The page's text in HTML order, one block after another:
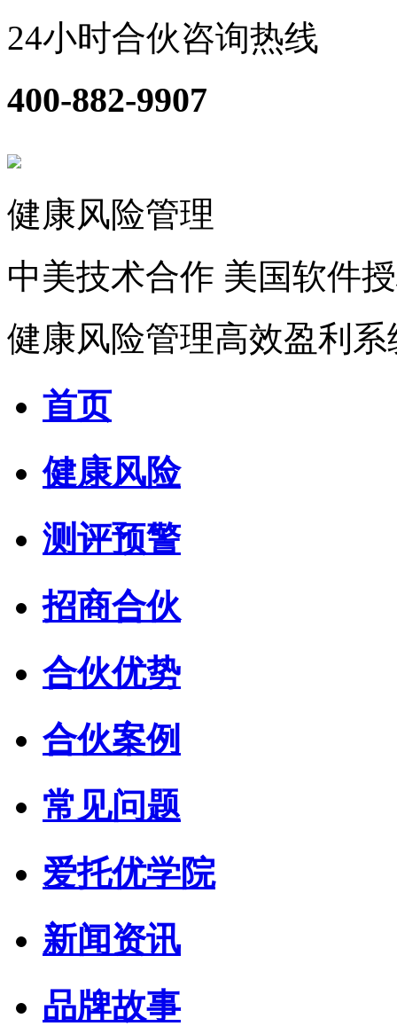
24小时合伙咨询热线
400-882-9907
健康风险管理
中美技术合作 美国软件
健康风险管理高效盈利
首页
健康风险
测评预警
招商合伙
合伙优势
合伙案例
常见问题
爱托优学院
新闻资讯
品牌故事